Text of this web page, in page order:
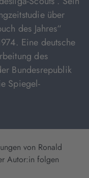
über
des Jahres“
Eine deutsche
des
Bundesrepublik
Spiegel-
von Ronald
Autor:in folgen